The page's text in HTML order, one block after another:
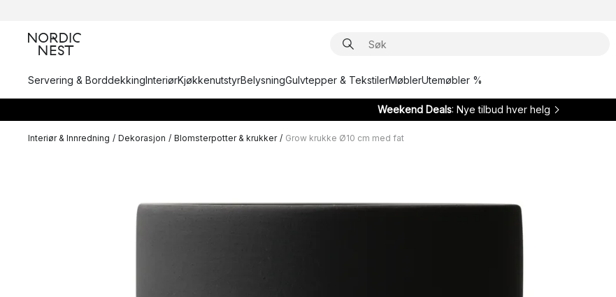
Servering & BorddekkingInteriørKjøkkenutstyrBelysningGulvtepper & TekstilerMøblerUtemøbler %
Weekend Deals: Nye tilbud hver helg
Interiør & Innredning / Dekorasjon / Blomsterpotter & krukker / Grow krukke Ø10 cm med fat